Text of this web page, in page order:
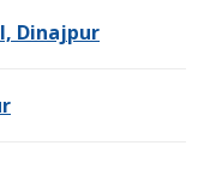
Dinajpur